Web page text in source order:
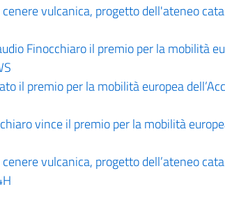
vulcanica, progetto dell'ateneo
Finocchiaro il premio per la mobilità
il premio per la mobilità europea
vince il premio per la mobilità
vulcanica, progetto dell’ateneo